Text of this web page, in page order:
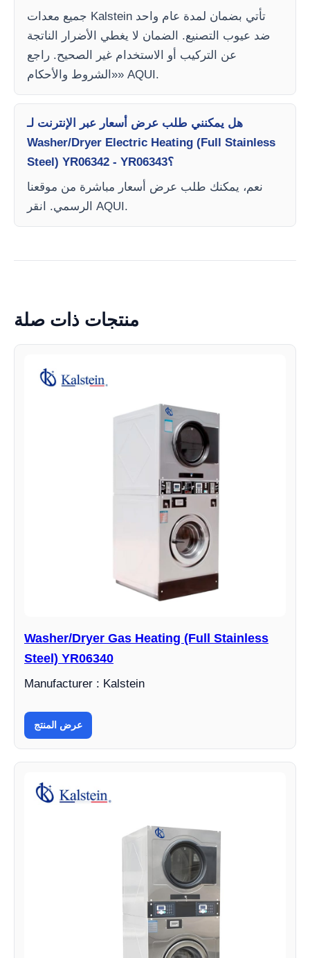
جميع معدات Kalstein تأتي بضمان لمدة عام واحد
ضد عيوب التصنيع. الضمان لا يغطي الأضرار الناتجة
عن التركيب أو الاستخدام غير الصحيح. راجع
«الشروط والأحكام» AQUI.
هل يمكنني طلب عرض أسعار عبر الإنترنت لـ
Washer/Dryer Electric Heating (Full Stainless
Steel) YR06342 - YR06343؟
نعم، يمكنك طلب عرض أسعار مباشرة من موقعنا
الرسمي. انقر AQUI.
منتجات ذات صلة
Washer/Dryer Gas Heating (Full Stainless
Steel) YR06340
Manufacturer : Kalstein
عرض المنتج